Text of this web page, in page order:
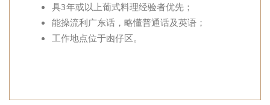
具3年或以上葡式料理经验者优先；
能操流利广东话，略懂普通话及英语；
工作地点位于凼仔区。